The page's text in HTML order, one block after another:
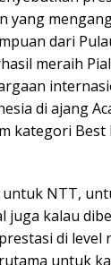
yang
dari
meraih
di ajang
kategori
NTT,
juga kalau
di level
untuk